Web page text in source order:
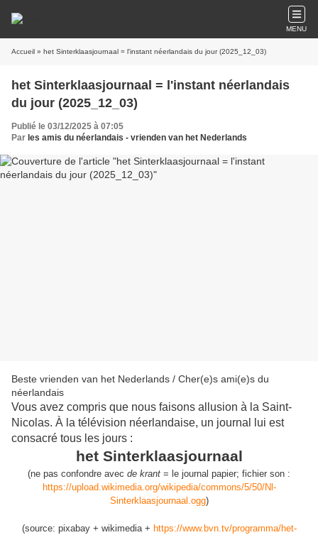
MENU
Accueil » het Sinterklaasjournaal = l'instant néerlandais du jour (2025_12_03)
het Sinterklaasjournaal = l'instant néerlandais
du jour (2025_12_03)
Publié le 03/12/2025 à 07:05
Par les amis du néerlandais - vrienden van het Nederlands
Beste vrienden van het Nederlands / Cher(e)s ami(e)s du
néerlandais
Vous avez compris que nous faisons allusion à la Saint-
Nicolas. À la télévision néerlandaise, un journal lui est
consacré tous les jours :
het Sinterklaasjournaal
(ne pas confondre avec de krant = le journal papier; fichier son :
https://upload.wikimedia.org/wikipedia/commons/5/50/Nl-
Sinterklaasjournaal.ogg)
(source: pixabay + wikimedia + https://www.bvn.tv/programma/het-